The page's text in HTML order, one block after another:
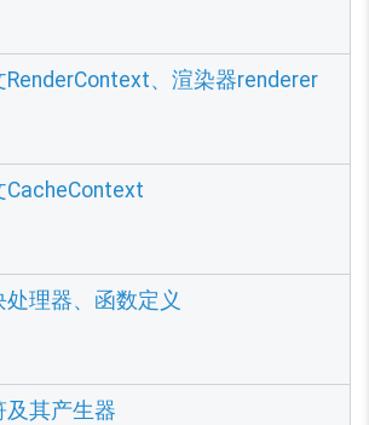
RenderContext、渲染器renderer
CacheContext
处理器、函数定义
及其产生器